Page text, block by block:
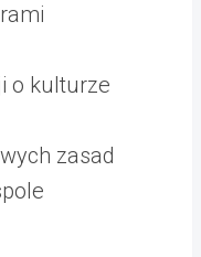
o kulturze
zasad